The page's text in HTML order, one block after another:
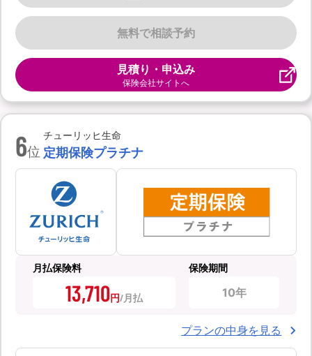
無料で相談予約
見積り・申込み
保険会社サイトへ
6位
チューリッヒ生命
定期保険プラチナ
月払保険料
13,710円
保険期間
10年
プランの中身を見る